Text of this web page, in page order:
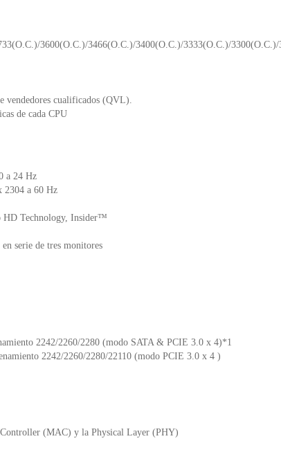
3600(O.C.)/3466(O.C.)/3400(O.C.)/3333(O.C.)/
vendedores cualificados (QVL).
de cada CPU
a 24 Hz
2304 a 60 Hz
Technology, Insider™
serie de tres monitores
2242/2260/2280 (modo SATA & PCIE 3.0 x 4)*1
2242/2260/2280/22110 (modo PCIE 3.0 x 4 )
(MAC) y la Physical Layer (PHY)